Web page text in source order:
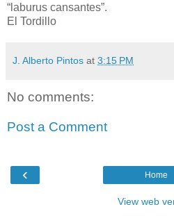
“laburus cansantes”.
El Tordillo
J. Alberto Pintos at 3:15 PM
No comments:
Post a Comment
‹ Home
View web